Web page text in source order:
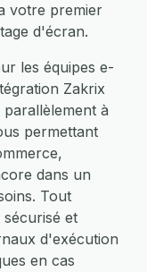
votre premier
d'écran.
les équipes e-
Zakrix
à
permettant
dans un
Tout
et
d'exécution
en cas